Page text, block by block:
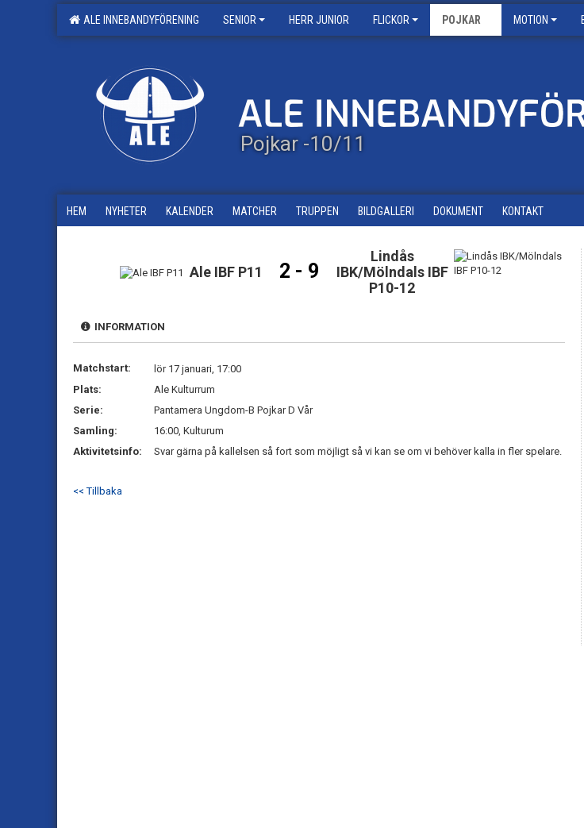
ALE INNEBANDYFÖRENING SENIOR HERR JUNIOR FLICKOR POJKAR MOTION
Pojkar -10/11
HEM NYHETER KALENDER MATCHER TRUPPEN BILDGALLERI DOKUMENT KONTAKT
Ale IBF P11 2 - 9
Lindås
IBK/Mölndals IBF
P10-12
INFORMATION
Matchstart:
lör 17 januari, 17:00
Plats:
Ale Kulturrum
Serie:
Pantamera Ungdom-B Pojkar D Vår
Samling:
16:00, Kulturum
Aktivitetsinfo:
Svar gärna på kallelsen så fort som möjligt så vi kan se om vi behöver kalla in fler spelare.
<< Tillbaka